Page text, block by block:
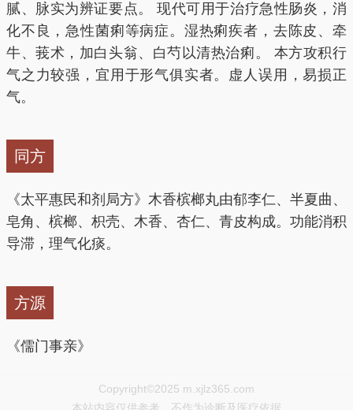
腻、脉实为辨证要点。 现代可用于治疗急性肠炎，消
化不良，急性菌痢等病症。湿热痢疾者，去陈皮、牵
牛、莪术，加白头翁、白芍以清热治痢。 本方攻积行
气之力较强，宜用于形气俱实者。虚人误用，易损正
气。
同方
《太平惠民和剂局方》木香槟榔丸由郁李仁、半夏曲、
皂角、槟榔、枳壳、木香、杏仁、青皮构成。功能消积
导滞，理气化痰。
方源
《儒门事亲》
Copyright©2025 m.xjlz365.com